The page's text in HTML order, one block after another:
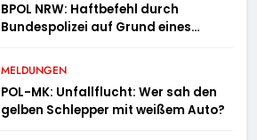
BPOL NRW: Haftbefehl durch
Bundespolizei auf Grund eines
MELDUNGEN
POL-MK: Unfallflucht: Wer sah den
gelben Schlepper mit weißem Auto?